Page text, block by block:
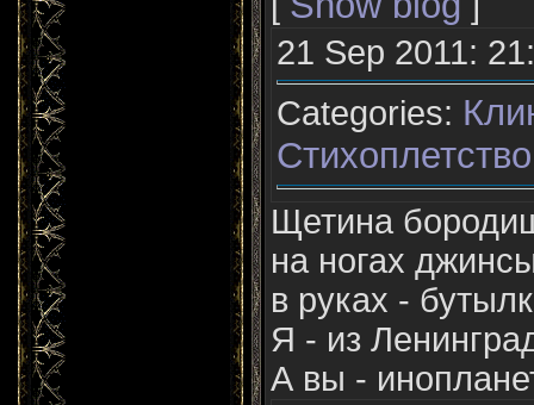
21 Sep 2011:
Categories:
Стихоплетство
Щетина
на ногах
в руках -
Я - из
А вы -